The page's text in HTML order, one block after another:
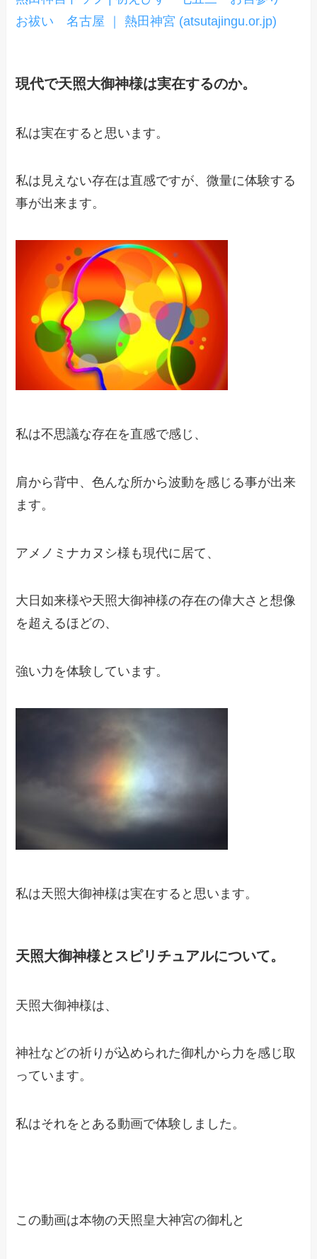
お祓い 名古屋 ｜ 熱田神宮 (atsutajingu.or.jp)
現代で天照大御神様は実在するのか。
私は実在すると思います。
私は見えない存在は直感ですが、微量に体験する
事が出来ます。
私は不思議な存在を直感で感じ、
肩から背中、色んな所から波動を感じる事が出来
ます。
アメノミナカヌシ様も現代に居て、
大日如来様や天照大御神様の存在の偉大さと想像
を超えるほどの、
強い力を体験しています。
私は天照大御神様は実在すると思います。
天照大御神様とスピリチュアルについて。
天照大御神様は、
神社などの祈りが込められた御札から力を感じ取
っています。
私はそれをとある動画で体験しました。
この動画は本物の天照皇大神宮の御札と